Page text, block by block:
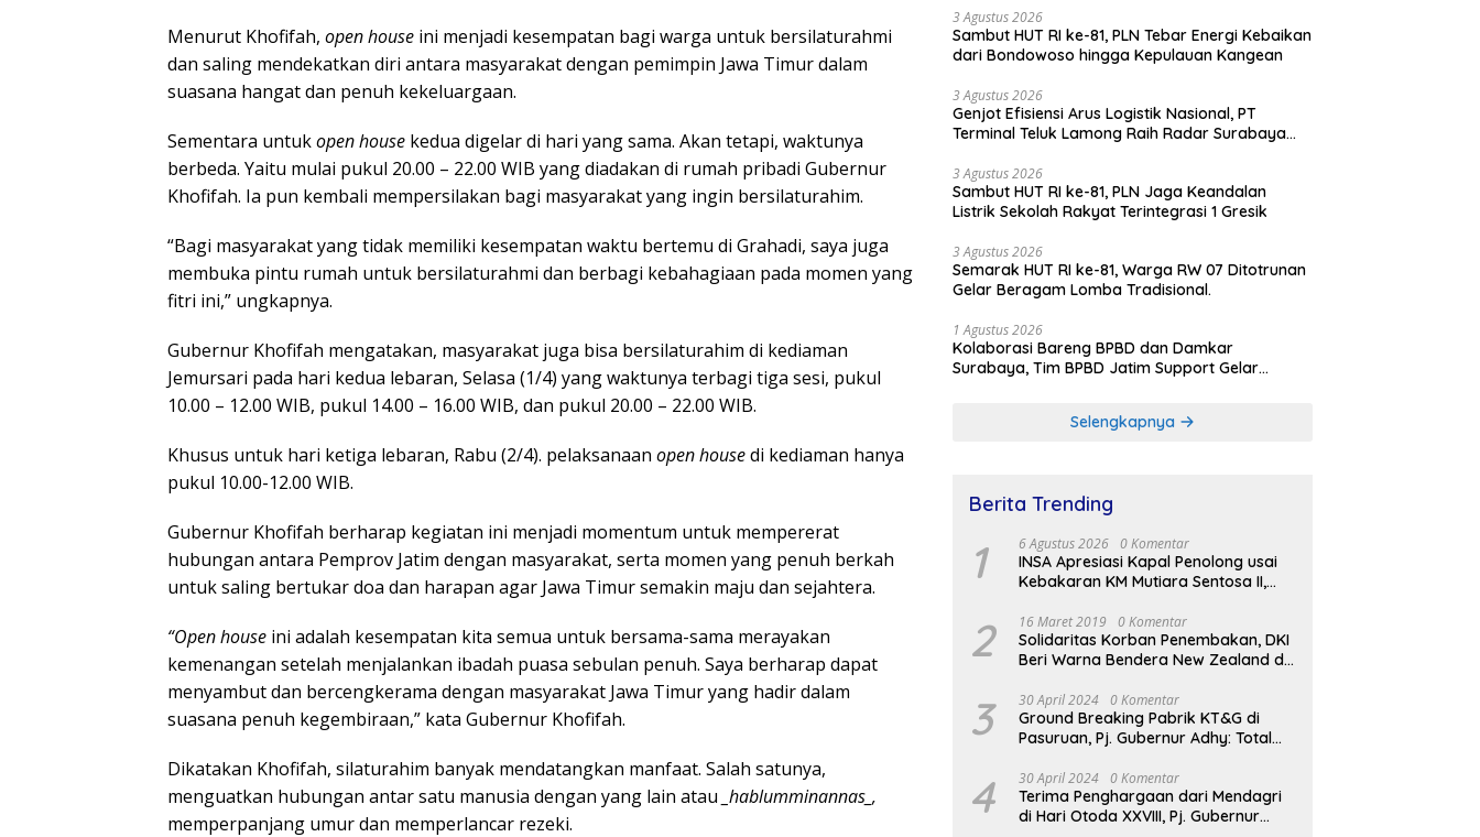
Menurut Khofifah, open house ini menjadi kesempatan bagi warga untuk bersilaturahmi
dan saling mendekatkan diri antara masyarakat dengan pemimpin Jawa Timur dalam
suasana hangat dan penuh kekeluargaan.
Sementara untukopen house kedua digelar di hari yang sama. Akan tetapi, waktunya
berbeda. Yaitu mulai pukul 20.00 – 22.00 WIB yang diadakan di rumah pribadi Gubernur
Khofifah. Ia pun kembali mempersilakan bagi masyarakat yang ingin bersilaturahim.
“Bagi masyarakat yang tidak memiliki kesempatan waktu bertemu di Grahadi, saya juga
membuka pintu rumah untuk bersilaturahmi dan berbagi kebahagiaan pada momen yang
fitri ini,” ungkapnya.
Gubernur Khofifah mengatakan, masyarakat juga bisa bersilaturahim di kediaman
Jemursari pada hari kedua lebaran, Selasa (1/4) yang waktunya terbagi tiga sesi, pukul
10.00 – 12.00 WIB, pukul 14.00 – 16.00 WIB, dan pukul 20.00 – 22.00 WIB.
Khusus untuk hari ketiga lebaran, Rabu (2/4). pelaksanaan open housedi kediaman hanya
pukul 10.00-12.00 WIB.
Gubernur Khofifah berharap kegiatan ini menjadi momentum untuk mempererat
hubungan antara Pemprov Jatim dengan masyarakat, serta momen yang penuh berkah
untuk saling bertukar doa dan harapan agar Jawa Timur semakin maju dan sejahtera.
“Open house ini adalah kesempatan kita semua untuk bersama-sama merayakan
kemenangan setelah menjalankan ibadah puasa sebulan penuh. Saya berharap dapat
menyambut dan bercengkerama dengan masyarakat Jawa Timur yang hadir dalam
suasana penuh kegembiraan,” kata Gubernur Khofifah.
Dikatakan Khofifah, silaturahim banyak mendatangkan manfaat. Salah satunya,
menguatkan hubungan antar satu manusia dengan yang lain atau _hablumminannas_,
memperpanjang umur dan memperlancar rezeki.
3 Agustus 2026
Sambut HUT RI ke-81, PLN Tebar Energi Kebaikan
dari Bondowoso hingga Kepulauan Kangean
3 Agustus 2026
Genjot Efisiensi Arus Logistik Nasional, PT
Terminal Teluk Lamong Raih Radar Surabaya
3 Agustus 2026
Sambut HUT RI ke-81, PLN Jaga Keandalan
Listrik Sekolah Rakyat Terintegrasi 1 Gresik
3 Agustus 2026
Semarak HUT RI ke-81, Warga RW 07 Ditotrunan
Gelar Beragam Lomba Tradisional.
1 Agustus 2026
Kolaborasi Bareng BPBD dan Damkar
Surabaya, Tim BPBD Jatim Support Gelar
Selengkapnya
Berita Trending
1 6 Agustus 2026 0 Komentar
INSA Apresiasi Kapal Penolong usai
Kebakaran KM Mutiara Sentosa II,
2 16 Maret 2019 0 Komentar
Solidaritas Korban Penembakan, DKI
Beri Warna Bendera New Zealand di
3 30 April 2024 0 Komentar
Ground Breaking Pabrik KT&G di
Pasuruan, Pj. Gubernur Adhy: Total
Serap Ribuan Tenaga Kerja
4 30 April 2024 0 Komentar
Terima Penghargaan dari Mendagri
di Hari Otoda XXVIII, Pj. Gubernur